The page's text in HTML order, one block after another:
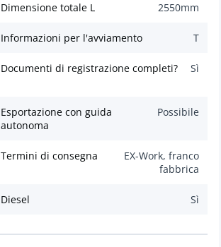
Dimensione totale L 2550mm
Informazioni per l'avviamento T
Documenti di registrazione completi? Sì
Esportazione con guida
autonoma
Possibile
Termini di consegna
EX-Work, franco
fabbrica
Diesel Sì